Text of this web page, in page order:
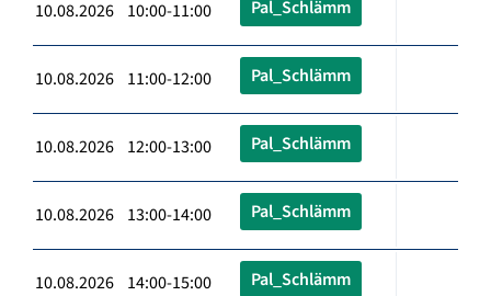
10.08.2026 10:00-11:00 Pal_Schlämm
10.08.2026 11:00-12:00 Pal_Schlämm
10.08.2026 12:00-13:00 Pal_Schlämm
10.08.2026 13:00-14:00 Pal_Schlämm
10.08.2026 14:00-15:00 Pal_Schlämm